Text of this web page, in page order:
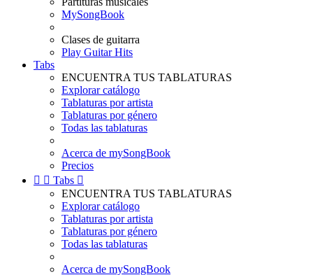
MySongBook
Clases de guitarra
Play Guitar Hits
Tabs
ENCUENTRA TUS TABLATURAS
Explorar catálogo
Tablaturas por artista
Tablaturas por género
Todas las tablaturas
Acerca de mySongBook
Precios
  Tabs 
ENCUENTRA TUS TABLATURAS
Explorar catálogo
Tablaturas por artista
Tablaturas por género
Todas las tablaturas
Acerca de mySongBook